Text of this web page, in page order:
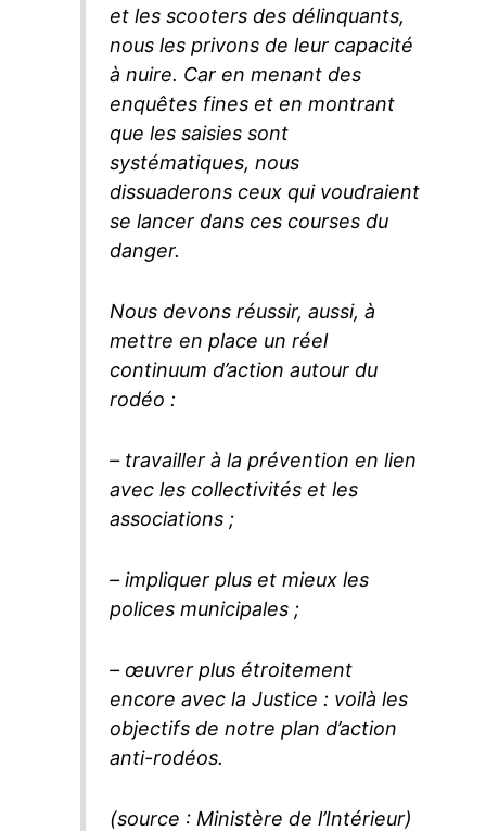
et les scooters des délinquants,
nous les privons de leur capacité
à nuire. Car en menant des
enquêtes fines et en montrant
que les saisies sont
systématiques, nous
dissuaderons ceux qui voudraient
se lancer dans ces courses du
danger.
Nous devons réussir, aussi, à
mettre en place un réel
continuum d’action autour du
rodéo :
– travailler à la prévention en lien
avec les collectivités et les
associations ;
– impliquer plus et mieux les
polices municipales ;
– œuvrer plus étroitement
encore avec la Justice : voilà les
objectifs de notre plan d’action
anti-rodéos.
(source : Ministère de l’Intérieur)